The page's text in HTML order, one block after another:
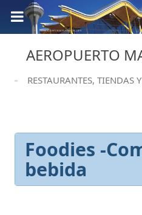
AEROPUERTO
RESTAURANTES, TIENDAS
Foodies -
bebida